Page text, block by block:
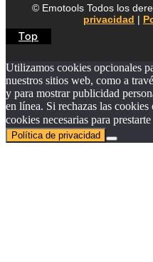
© Emotools Todos los
privacidad |
Top
Utilizamos cookies opcionales
nuestros sitios web, como a
y para mostrar publicidad
en línea. Si rechazas las
cookies necesarias para
Política de privacidad